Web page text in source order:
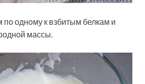
одному к взбитым белкам и
массы.